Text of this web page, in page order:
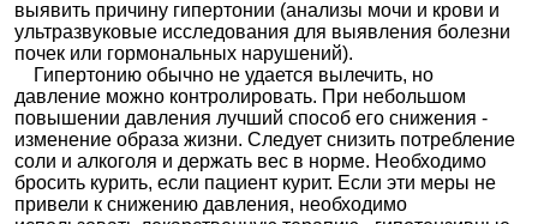
ики
Диурет
ики в
комбин
ациях
Азилсартан
медоксоми
л +
он
Валсартан
+
Гидрохлоро
тиазид
Гидрохлоро
тиазид +
Дигидралаз
Адельфан-Эзидрекс
выявить причину гипертонии (анализы мочи и крови и
ультразвуковые исследования для выявления болезни
почек или гормональных нарушений).
Гипертонию обычно не удается вылечить, но
давление можно контролировать. При небольшом
повышении давления лучший способ его снижения -
изменение образа жизни. Следует снизить потребление
соли и алкоголя и держать вес в норме. Необходимо
бросить курить, если пациент курит. Если эти меры не
привели к снижению давления, необходимо